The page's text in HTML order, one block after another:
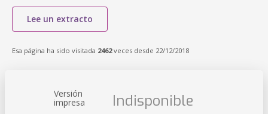
Lee un extracto
Esa página ha sido visitada 2462veces desde 22/12/2018
Versión
impresa Indisponible